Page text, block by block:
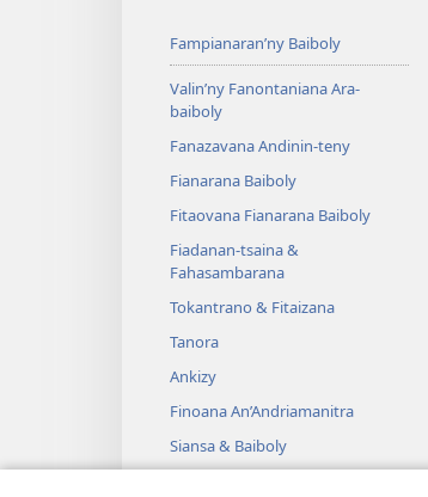
Fampianaran’ny Baiboly
Valin’ny Fanontaniana Ara-
baiboly
Fanazavana Andinin-teny
Fianarana Baiboly
Fitaovana Fianarana Baiboly
Fiadanan-tsaina &
Fahasambarana
Tokantrano & Fitaizana
Tanora
Ankizy
Finoana An’Andriamanitra
Siansa & Baiboly